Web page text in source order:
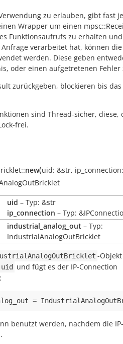
zu erlauben, gibt fast
Wrapper um einen
Funktionsaufrufs zu erhalten
verarbeitet hat, können
werden. Diese geben
oder einen aufgetretenen Fehler
zurückgeben, blockieren bis das
sind Thread-sicher, diese,
frei.
new(uid: &str, ip_connection:
uid – Typ: &str
ip_connection – Typ:
industrial_analog_out – Typ:
IndustrialAnalogOutBricklet
-
uid und fügt es der IP-Connection
=
benutzt werden, nachdem die IP-